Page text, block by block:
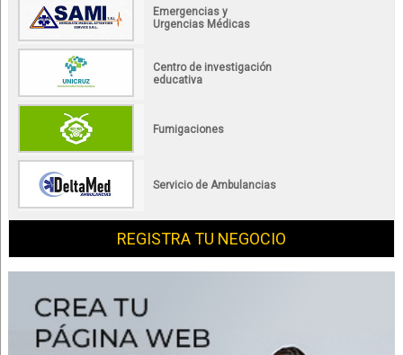
Emergencias y
Urgencias Médicas
Centro de investigación
educativa
Fumigaciones
Servicio de Ambulancias
REGISTRA TU NEGOCIO